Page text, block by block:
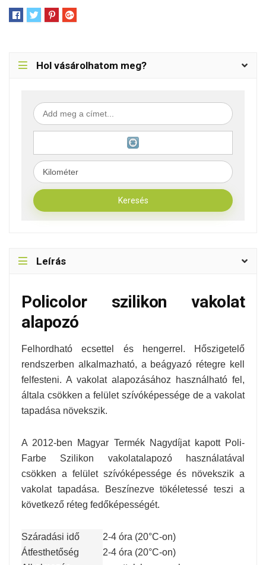
Hol vásárolhatom meg?
Leírás
Policolor szilikon vakolat
alapozó
Felhordható ecsettel és hengerrel. Hőszigetelő
rendszerben alkalmazható, a beágyazó rétegre kell
felfesteni. A vakolat alapozásához használható fel,
általa csökken a felület szívóképessége de a vakolat
tapadása növekszik.
A 2012-ben Magyar Termék Nagydíjat kapott Poli-
Farbe Szilikon vakolatalapozó használatával
csökken a felület szívóképessége és növekszik a
vakolat tapadása. Beszínezve tökéletessé teszi a
következő réteg fedőképességét.
Száradási idő
2-4 óra (20°C-on)
Átfesthetőség
2-4 óra (20°C-on)